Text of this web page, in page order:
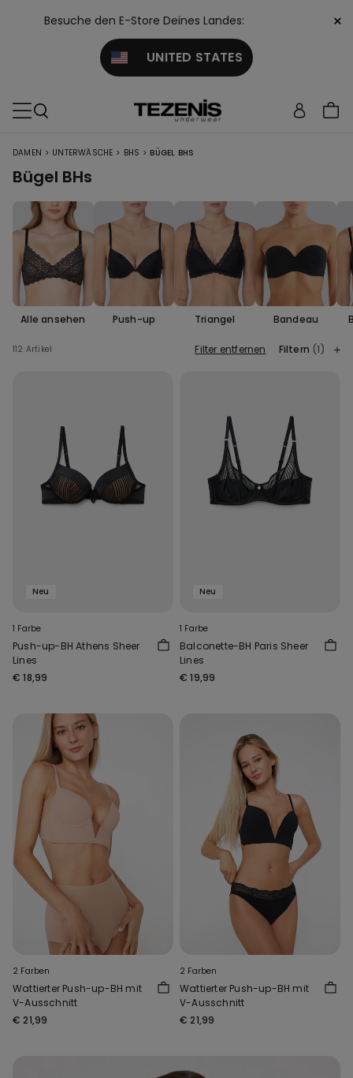
Besuche den E-Store Deines Landes:
UNITED STATES
×
DAMEN > UNTERWÄSCHE > BHS > BÜGEL BHS
Bügel BHs
Alle ansehen Push-up Triangel Bandeau
112 Artikel Filter entfernen Filtern (1)
Neu
1 Farbe
Push-up-BH Athens Sheer
Lines
€ 18,99
Neu
1 Farbe
Balconette-BH Paris Sheer
Lines
€ 19,99
2 Farben
Wattierter Push-up-BH mit
V-Ausschnitt
€ 21,99
2 Farben
Wattierter Push-up-BH mit
V-Ausschnitt
€ 21,99